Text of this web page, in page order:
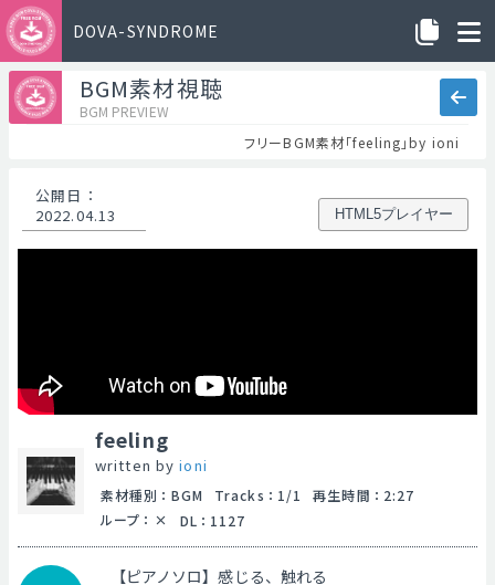
DOVA-SYNDROME
BGM素材視聴
BGM PREVIEW
フリーBGM素材「feeling」by ioni
公開日 ：
2022.04.13
HTML5プレイヤー
feeling
written byioni
素材種別 ： BGM Tracks ： 1/1 再生時間 ： 2:27
ループ ： DL ： 1127
【ピアノソロ】感じる、触れる